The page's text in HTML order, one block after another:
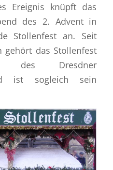
Ereignis knüpft das
des 2. Advent in
Stollenfest an. Seit
gehört das Stollenfest
des Dresdner
ist sogleich sein